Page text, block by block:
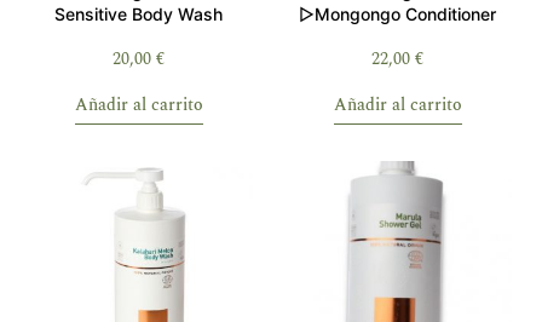
Sensitive Body Wash
20,00€
Añadir al carrito
▷Mongongo Conditioner
22,00€
Añadir al carrito